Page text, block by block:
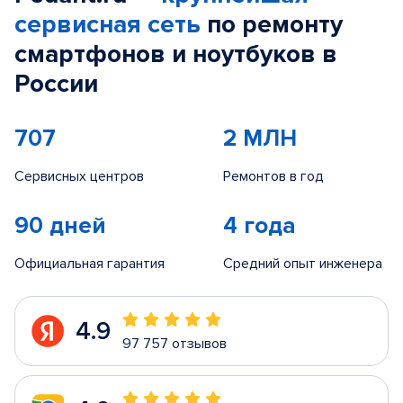
сервисная сеть по ремонту
смартфонов и ноутбуков в
России
707
Сервисных центров
2 МЛН
Ремонтов в год
90 дней
Официальная гарантия
4 года
Средний опыт инженера
4.9 97 757 отзывов